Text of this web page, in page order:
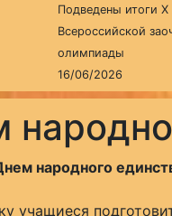
Подведены итоги X
Всероссийской
олимпиады
16/06/2026
народного
учащиеся